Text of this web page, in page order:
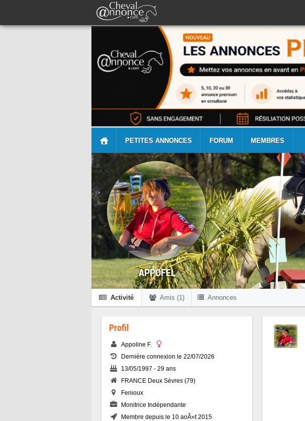
PETITES ANNONCES FORUM MEMBRES
APPOFEL
Activité Amis (1) Annonces
Profil
Appoline F.
Dernière connexion le 22/07/2026
13/05/1997 - 29 ans
FRANCE Deux Sèvres (79)
Fenioux
Monitrice Indépendante
Membre depuis le 10 aoÃ»t 2015